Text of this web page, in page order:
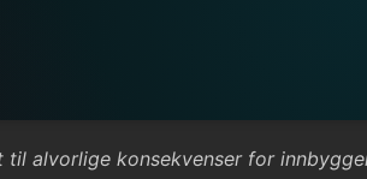
alvorlige konsekvenser for